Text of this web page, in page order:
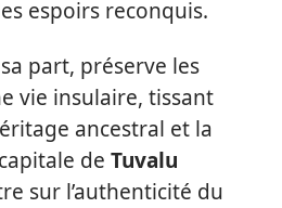
espoirs reconquis.
part, préserve les
vie insulaire, tissant
ancestral et la
de Tuvalu
sur l’authenticité du